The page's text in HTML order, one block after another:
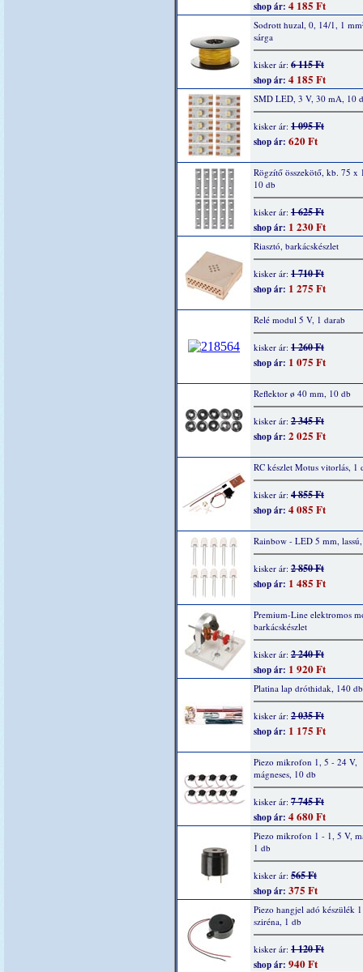
shop ár: 4 185 Ft
Sodrott huzal, 0, 14/1, 1
sárga
kisker ár: 6 115 Ft
shop ár: 4 185 Ft
SMD LED, 3 V, 30 mA, 10
kisker ár: 1 095 Ft
shop ár: 620 Ft
Rögzítő összekötő, kb. 75 x
10 db
kisker ár: 1 625 Ft
shop ár: 1 230 Ft
Riasztó, barkácskészlet
kisker ár: 1 710 Ft
shop ár: 1 275 Ft
Relé modul 5 V, 1 darab
kisker ár: 1 260 Ft
shop ár: 1 075 Ft
Reflektor ø 40 mm, 10 db
kisker ár: 2 345 Ft
shop ár: 2 025 Ft
RC készlet Motus vitorlás, 1
kisker ár: 4 855 Ft
shop ár: 4 085 Ft
Rainbow - LED 5 mm,
kisker ár: 2 850 Ft
shop ár: 1 485 Ft
Premium-Line elektromos
barkácskészlet
kisker ár: 2 240 Ft
shop ár: 1 920 Ft
Platina lap dróthidak, 140
kisker ár: 2 035 Ft
shop ár: 1 175 Ft
Piezo mikrofon 1, 5 - 24 V,
mágneses, 10 db
kisker ár: 7 745 Ft
shop ár: 4 680 Ft
Piezo mikrofon 1 - 1, 5 V,
1 db
kisker ár: 565 Ft
shop ár: 375 Ft
Piezo hangjel adó készülék
sziréna, 1 db
kisker ár: 1 120 Ft
shop ár: 940 Ft